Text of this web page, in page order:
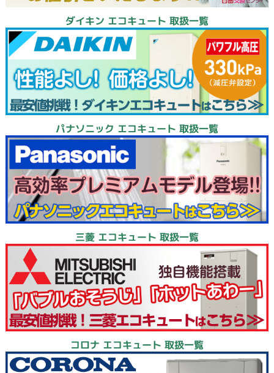
ダイキン エコキュート 取扱一覧
パナソニック エコキュート 取扱一覧
三菱 エコキュート 取扱一覧
コロナ エコキュート 取扱一覧